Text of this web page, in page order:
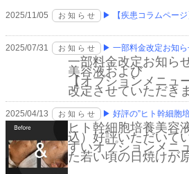
2025/11/05 お 知 ら せ ▶ 【疾患コラムページ
2025/07/31 お 知 ら せ ▶ 一部料金改定お知
一部料金改定お知ら
美容液およ
【オプションメニュ
改定させていただき
2025/04/13 お 知 ら せ ▶ 好評の”ヒト幹細胞
ヒト幹細胞培養美
込）好評いただいて
すいオプションメニ
た若い頃の日焼けが